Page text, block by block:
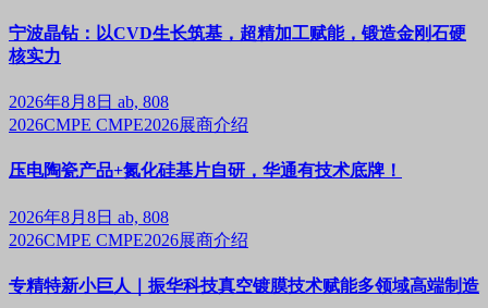
宁波晶钻：以CVD生长筑基，超精加工赋能，锻造金刚石硬
核实力
2026年8月8日 ab, 808
2026CMPE CMPE2026展商介绍
压电陶瓷产品+氮化硅基片自研，华通有技术底牌！
2026年8月8日 ab, 808
2026CMPE CMPE2026展商介绍
专精特新小巨人｜振华科技真空镀膜技术赋能多领域高端制造